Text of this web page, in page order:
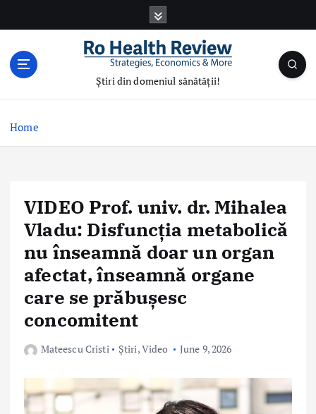
Știri din domeniul sănătății!
Home
VIDEO Prof. univ. dr. Mihalea
Vladu: Disfuncția metabolică
nu înseamnă doar un organ
afectat, înseamnă organe
care se prăbușesc
concomitent
Mateescu Cristi Știri,Video June 9, 2026